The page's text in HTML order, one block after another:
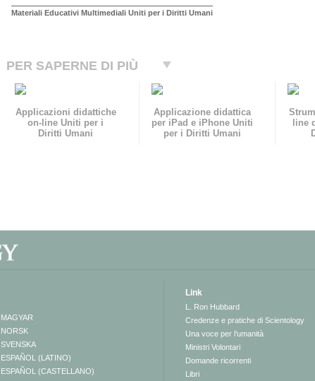
Materiali Educativi Multimediali Uniti per i Diritti Umani
PER SAPERNE DI PIÙ
Applicazioni didattiche
on-line Uniti per i
Diritti Umani
Applicazione didattica
per iPad e iPhone Uniti
per i Diritti Umani
line
MAGYAR
NORSK
SVENSKA
ESPAÑOL (LATINO)
ESPAÑOL (CASTELLANO)
Link
L. Ron Hubbard
Credenze e pratiche di Scientology
Una voce per l’umanità
Ministri Volontari
Domande ricorrenti
Libri